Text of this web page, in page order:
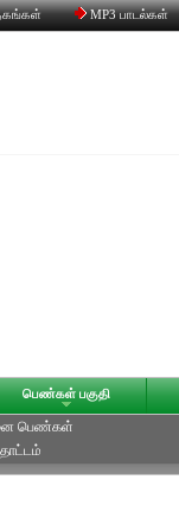
MP3 பாடல்கள்
பெண்கள் பகுதி
பெண்கள்